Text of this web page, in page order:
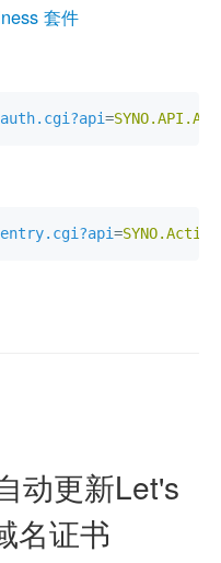
套件
=
=
动更新Let's
名证书